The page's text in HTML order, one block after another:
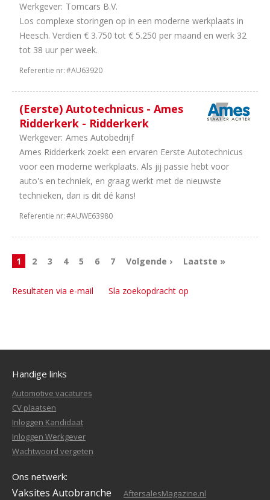
Werkgever: Tomcars B.V.
Los complexe storingen op in een moderne werkplaats in
Heesch. Verdien € 3.750 tot € 5.250 per maand en werk 32
tot 38 uur per week.
Referentie nr:#AU63920
(Eerste) Autotechnicus - Ames
Ridderkerk - Ridderkerk
Werkgever: Ames Autobedrijf
Ames Ridderkerk zoekt een ervaren Eerste Autotechnicus
voor een moderne werkplaats. Als jij passie hebt voor
auto's en techniek, en graag werkt met de nieuwste
technieken, dan is dit dé kans!
Referentie nr:#AUWE63980
1 2 3 4 5 6 7 Volgende › Laatste »
Resultaten via e-mail Sla zoekopdracht op
Handige links
Automotive vacatures
CV plaatsen
Inloggen Kandidaat
Inloggen Werkgever
Wachtwoord vergeten
Ons netwerk:
Vaksites Autobranche
AftersalesMagazine.nl